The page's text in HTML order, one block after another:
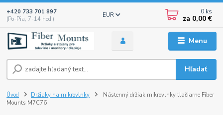
Menu
EUR
Hľadať
+420 733 701 897
(Po-Pia, 7-14 hod.)
0 ks
za 0,00 €
Úvod Držiaky na mikrovlnky
Nástenný držiak mikrovlnky tlačiarne Fiber
Mounts M7C76